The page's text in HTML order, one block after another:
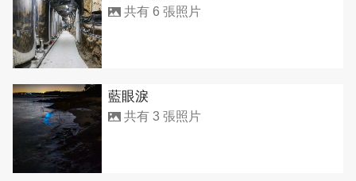
共有 6 張照片
藍眼淚
共有 3 張照片